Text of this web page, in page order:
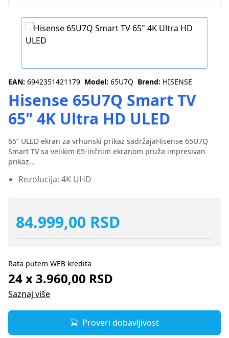
EAN: 6942351421179 Model: 65U7Q Brend: HISENSE
Hisense 65U7Q Smart TV
65" 4K Ultra HD ULED
65” ULED ekran za vrhunski prikaz sadržajaHisense 65U7Q
Smart TV sa velikim 65-inčnim ekranom pruža impresivan
prikaz...
Rezolucija: 4K UHD
84.999,00 RSD
Rata putem WEB kredita
24 x 3.960,00 RSD
Saznaj više
Proveri dobavljivost